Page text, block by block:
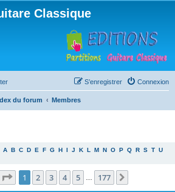
Classique
Connexion
S’enregistrer
du forum Membres
A B C D E F G H I J K L M N O P Q R S T U
Page 1sur177
1 2 3 4 5 177